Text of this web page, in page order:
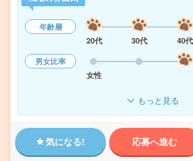
年齢層
20代
30代 40代
男女比率
女性
もっと見る
気になる! 応募へ進む